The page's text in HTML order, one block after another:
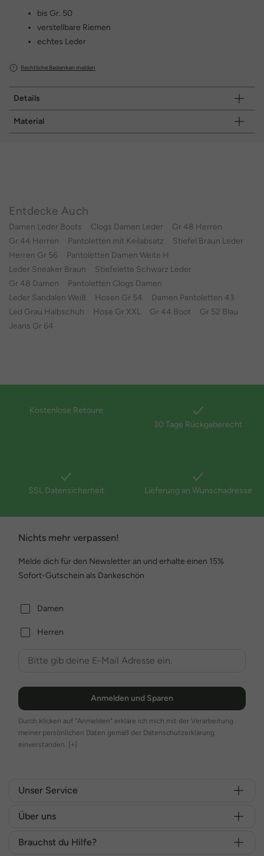
bis Gr. 50
verstellbare Riemen
echtes Leder
Rechtliche Bedenken melden
Details
Material
Entdecke Auch
Damen Leder Boots Clogs Damen Leder
Gr 48 Herren
Gr 44 Herren
Pantoletten mit Keilabsatz
Stiefel Braun Leder
Herren Gr 56
Pantoletten Damen Weite H
Leder Sneaker Braun
Stiefelette Schwarz Leder
Gr 48 Damen
Pantoletten Clogs Damen
Leder Sandalen Weiß
Hosen Gr 54
Damen Pantoletten 43
Led Grau Halbschuh
Hose Gr XXL Gr 44 Boot
Gr 52 Blau
Jeans Gr 64
Kostenlose Retoure
30 Tage Rückgaberecht
SSL Datensicherheit Lieferung an Wunschadresse
Nichts mehr verpassen!
Melde dich für den Newsletter an und erhalte einen 15%
Sofort-Gutschein als Dankeschön
Damen
Herren
Anmelden und Sparen
Durch klicken auf "Anmelden" erkläre ich mich mit der Verarbeitung
meiner persönlichen Daten gemäß der Datenschutzerklärung
einverstanden. [+]
Unser Service
Über uns
Brauchst du Hilfe?